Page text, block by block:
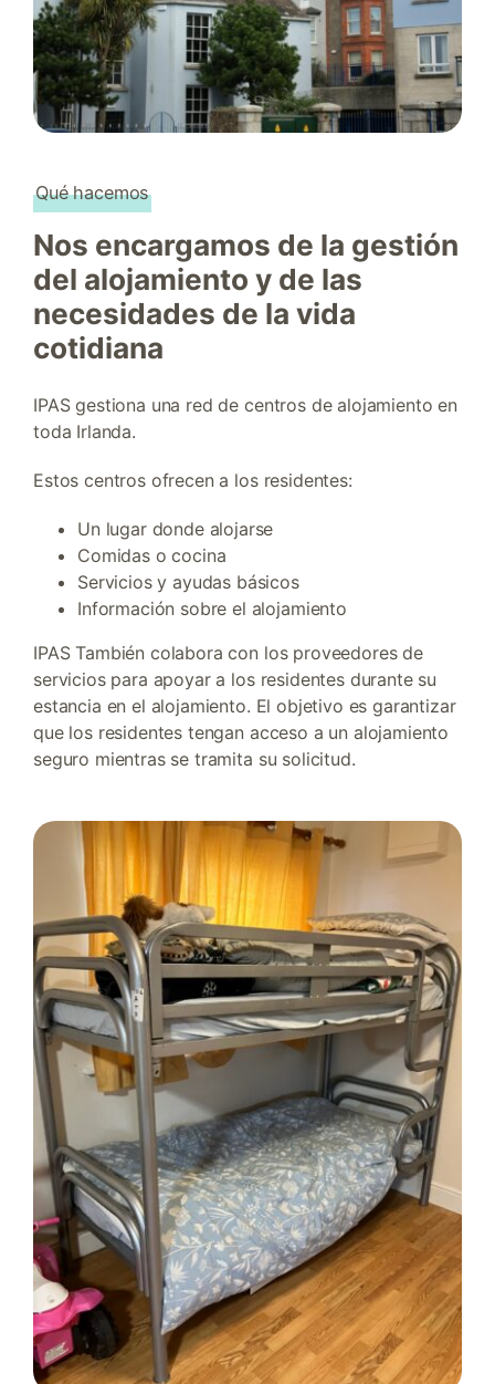
Qué hacemos
Nos encargamos de la gestión
del alojamiento y de las
necesidades de la vida
cotidiana
IPAS gestiona una red de centros de alojamiento en
toda Irlanda.
Estos centros ofrecen a los residentes:
Un lugar donde alojarse
Comidas o cocina
Servicios y ayudas básicos
Información sobre el alojamiento
IPAS También colabora con los proveedores de
servicios para apoyar a los residentes durante su
estancia en el alojamiento. El objetivo es garantizar
que los residentes tengan acceso a un alojamiento
seguro mientras se tramita su solicitud.